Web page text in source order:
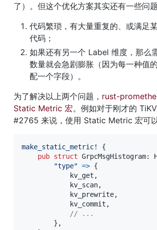
了）。但这个优化方案其实还有一些问题
代码繁琐，有大量重复的、或满足
代码；
如果还有另一个 Label 维度，那么
数量就会急剧膨胀（因为每一种值
配一个字段）。
为了解决以上两个问题， rust-
Static Metric 宏。例如对于刚才的
#2765 来说，使用 Static Metric 宏可以
make_static_metric!
{
pub struct GrpcMsgHistogram:
"type" => {
            kv_get
,
            kv_scan
,
            kv_prewrite
,
            kv_commit
,
// ...
} ,